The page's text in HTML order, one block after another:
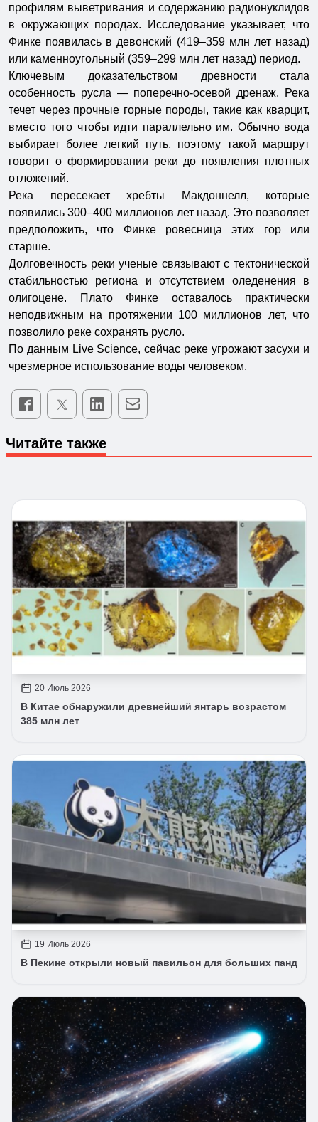
профилям выветривания и содержанию радионуклидов
в окружающих породах. Исследование указывает, что
Финке появилась в девонский (419–359 млн лет назад)
или каменноугольный (359–299 млн лет назад) период.
Ключевым доказательством древности стала
особенность русла — поперечно-осевой дренаж. Река
течет через прочные горные породы, такие как кварцит,
вместо того чтобы идти параллельно им. Обычно вода
выбирает более легкий путь, поэтому такой маршрут
говорит о формировании реки до появления плотных
отложений.
Река пересекает хребты Макдоннелл, которые
появились 300–400 миллионов лет назад. Это позволяет
предположить, что Финке ровесница этих гор или
старше.
Долговечность реки ученые связывают с тектонической
стабильностью региона и отсутствием оледенения в
олигоцене. Плато Финке оставалось практически
неподвижным на протяжении 100 миллионов лет, что
позволило реке сохранять русло.
По данным Live Science, сейчас реке угрожают засухи и
чрезмерное использование воды человеком.
Читайте также
20 Июль 2026
В Китае обнаружили древнейший янтарь возрастом
385 млн лет
19 Июль 2026
В Пекине открыли новый павильон для больших панд